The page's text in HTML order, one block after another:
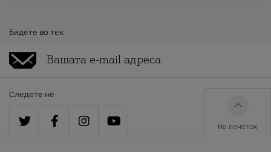
Бидете во тек
Следете нè
На почеток